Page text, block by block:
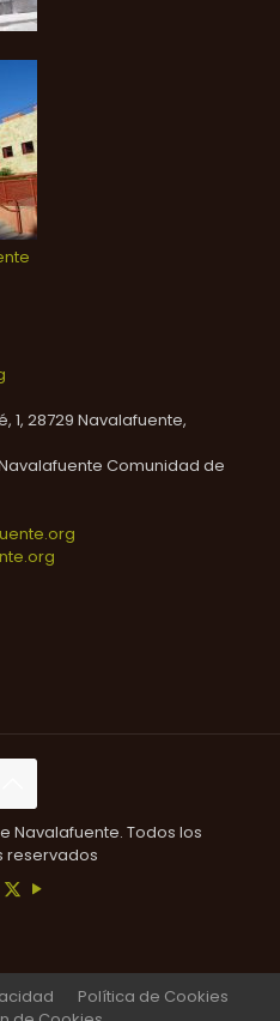
1, 28729 Navalafuente,
Comunidad de
Navalafuente. Todos los
reservados
Política de Cookies